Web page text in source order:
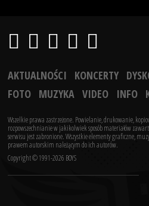
AKTUALNOŚCI KONCERTY
FOTO MUZYKA VIDEO INFO
Wszelkie prawa zastrzeżone. Powielanie, drukowanie,
rozpowszechnianie w jakikolwiek sposób materiałów
serwisu jest zabronione.Wszystkie elementy graficzne,
prawem autorskim należącym do ich autorów.
Copyright © 1991-2026 BOYS